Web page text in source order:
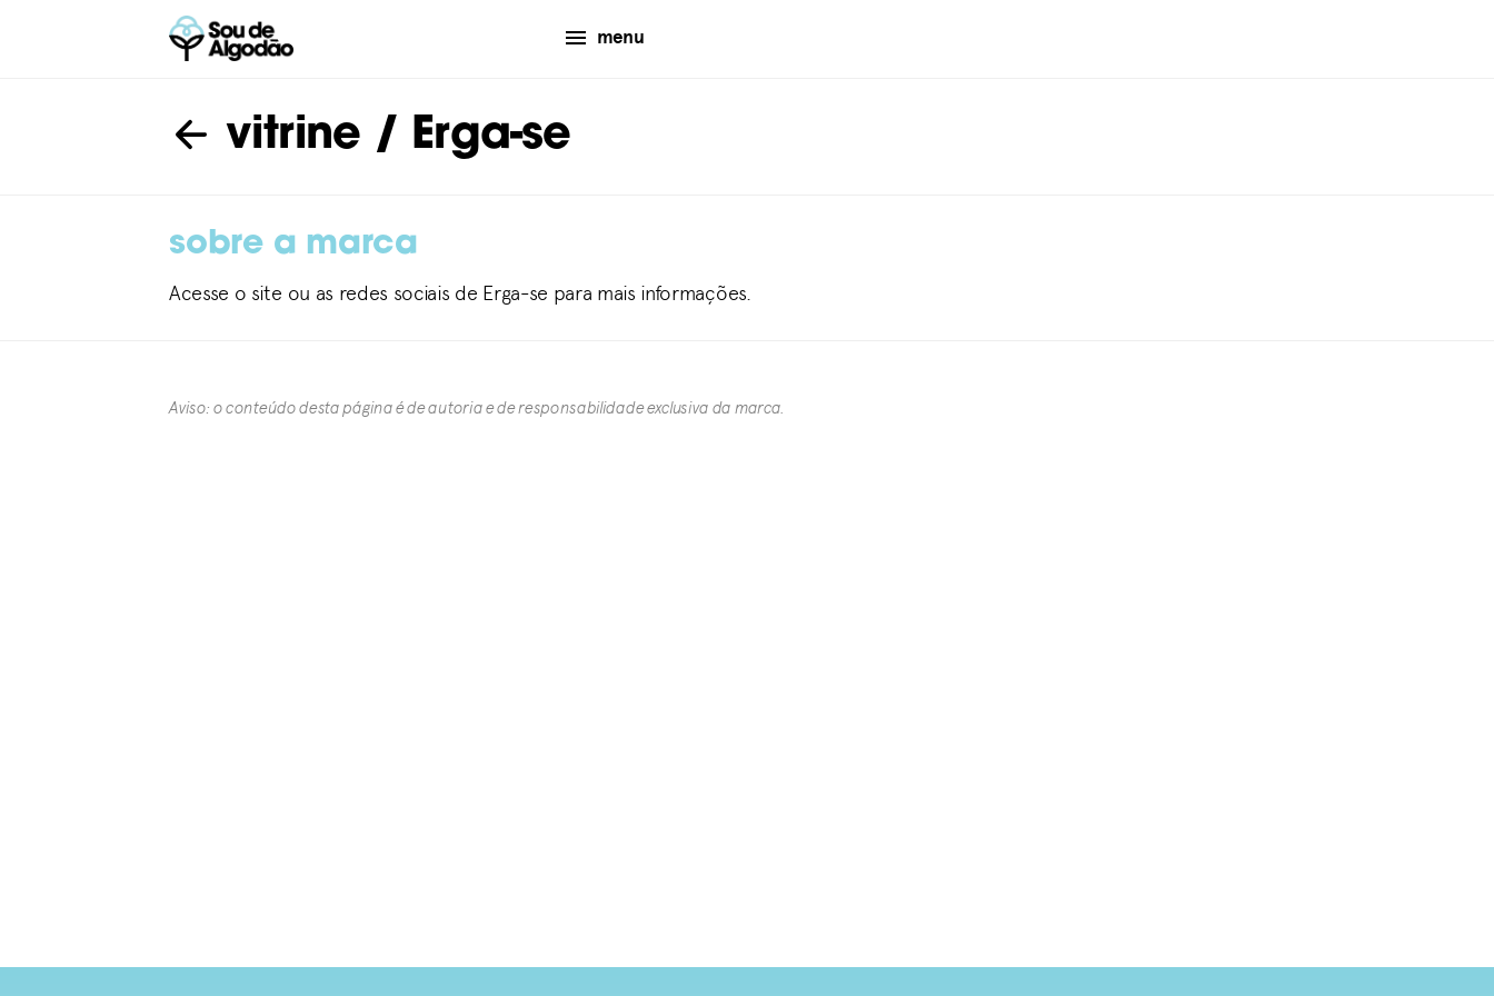
menu
vitrine / Erga-se
sobre a marca
Acesse o site ou as redes sociais de Erga-se para mais informações.
Aviso: o conteúdo desta página é de autoria e de responsabilidade exclusiva da marca.​